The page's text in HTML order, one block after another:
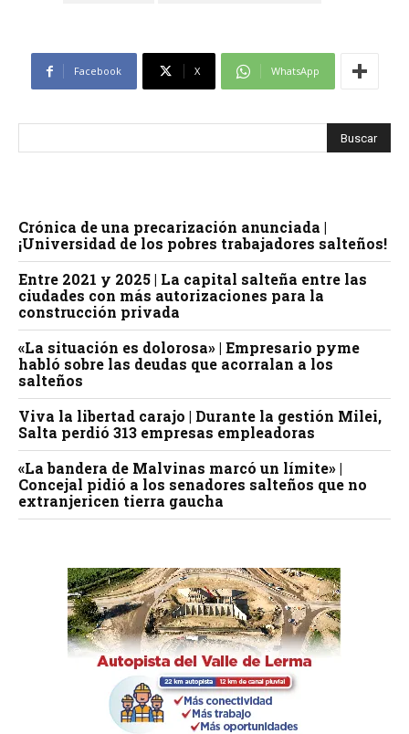
Facebook X WhatsApp
Crónica de una precarización anunciada |
¡Universidad de los pobres trabajadores salteños!
Entre 2021 y 2025 | La capital salteña entre las
ciudades con más autorizaciones para la
construcción privada
«La situación es dolorosa» | Empresario pyme
habló sobre las deudas que acorralan a los
salteños
Viva la libertad carajo | Durante la gestión Milei,
Salta perdió 313 empresas empleadoras
«La bandera de Malvinas marcó un límite» |
Concejal pidió a los senadores salteños que no
extranjericen tierra gaucha